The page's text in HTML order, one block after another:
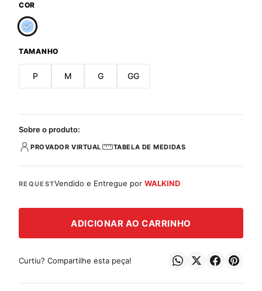
COR
TAMANHO
P M G GG
Sobre o produto:
PROVADOR VIRTUAL TABELA DE MEDIDAS
REQUESTVendido e Entregue porWALKIND
ADICIONAR AO CARRINHO
Curtiu? Compartilhe esta peça!